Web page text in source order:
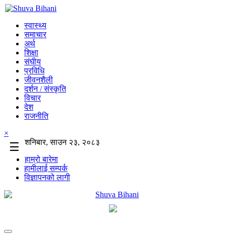
स्वास्थ्य
समाचार
अर्थ
शिक्षा
संघीय
प्रविधि
जीवनशैली
दर्शन / संस्कृति
विचार
देश
राजनीति
×
☰
शनिबार, साउन २३, २०८३
हाम्रो बारेमा
हामीलाई सम्पर्क
विज्ञापनको लागी